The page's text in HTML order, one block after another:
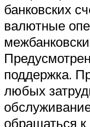
банковских
валютные
поддержка.
любых
обращаться